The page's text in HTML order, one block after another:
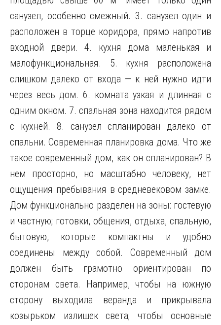
санузел, особенно смежный. 3. санузел один и
расположен в торце коридора, прямо напротив
входной двери. 4. кухня дома маленькая и
малофункциональная. 5. кухня расположена
слишком далеко от входа — к ней нужно идти
через весь дом. 6. комната узкая и длинная с
одним окном. 7. спальная зона находится рядом
с кухней. 8. санузел спланирован далеко от
спальни. Современная планировка дома. Что же
такое современный дом, как он спланирован? В
нем просторно, но масштабно человеку, нет
ощущения пребывания в средневековом замке.
Дом функционально разделен на зоны: гостевую
и частную; готовки, общения, отдыха, спальную,
бытовую, которые компактны и удобно
соединены между собой. Современный дом
должен быть грамотно ориентирован по
сторонам света. Например, чтобы на южную
сторону выходила веранда и прикрывала
козырьком излишек света; чтобы основные